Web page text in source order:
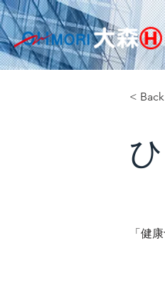
< Back
「健